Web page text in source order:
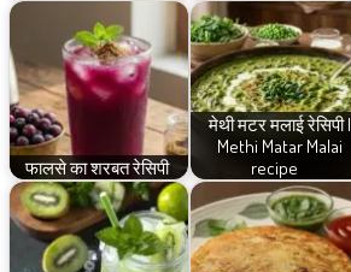
फालसे का शरबत रेसिपी
मेथी मटर मलाई रेसिपी |
Methi Matar Malai
recipe